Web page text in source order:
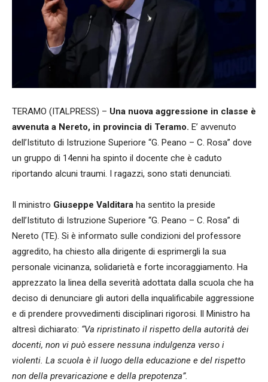
TERAMO (ITALPRESS) – Una nuova aggressione in classe è
avvenuta a Nereto, in provincia di Teramo. E’ avvenuto
dell’Istituto di Istruzione Superiore “G. Peano – C. Rosa” dove
un gruppo di 14enni ha spinto il docente che è caduto
riportando alcuni traumi. I ragazzi, sono stati denunciati.
Il ministro Giuseppe Valditara ha sentito la preside
dell’Istituto di Istruzione Superiore “G. Peano – C. Rosa” di
Nereto (TE). Si è informato sulle condizioni del professore
aggredito, ha chiesto alla dirigente di esprimergli la sua
personale vicinanza, solidarietà e forte incoraggiamento. Ha
apprezzato la linea della severità adottata dalla scuola che ha
deciso di denunciare gli autori della inqualificabile aggressione
e di prendere provvedimenti disciplinari rigorosi. Il Ministro ha
altresì dichiarato: “Va ripristinato il rispetto della autorità dei
docenti, non vi può essere nessuna indulgenza verso i
violenti. La scuola è il luogo della educazione e del rispetto
non della prevaricazione e della prepotenza”.